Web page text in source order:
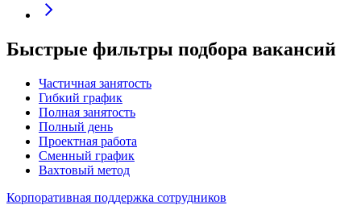
Быстрые фильтры подбора вакансий
Частичная занятость
Гибкий график
Полная занятость
Полный день
Проектная работа
Сменный график
Вахтовый метод
Корпоративная поддержка сотрудников